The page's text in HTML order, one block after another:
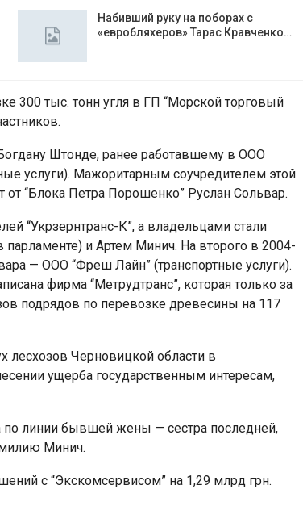
Набивший руку на поборах с
«евробляхеров» Тарас Кравченко…
300 тыс. тонн угля в ГП “Морской торговый
Штонде, ранее работавшему в ООО
услуги). Мажоритарным соучредителем этой
“Блока Петра Порошенко” Руслан Сольвар.
“Укрзернтранс-К”, а владельцами стали
и Артем Минич. На второго в 2004-
— ООО “Фреш Лайн” (транспортные услуги).
фирма “Метрудтранс”, которая только за
подрядов по перевозке древесины на 117
лесхозов Черновицкой области в
ущерба государственным интересам,
по линии бывшей жены — сестра последней,
Минич.
с “Экскомсервисом” на 1,29 млрд грн.